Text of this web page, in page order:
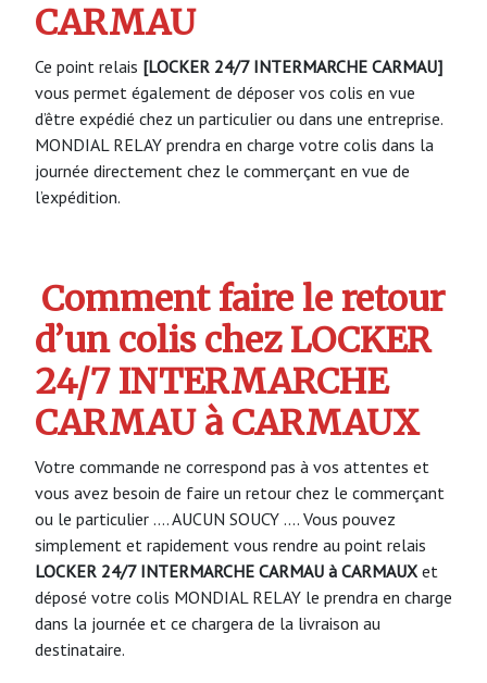
CARMAU
Ce point relais [LOCKER 24/7 INTERMARCHE CARMAU]
vous permet également de déposer vos colis en vue
d’être expédié chez un particulier ou dans une entreprise.
MONDIAL RELAY prendra en charge votre colis dans la
journée directement chez le commerçant en vue de
l’expédition.
Comment faire le retour
d’un colis chez LOCKER
24/7 INTERMARCHE
CARMAU à CARMAUX
Votre commande ne correspond pas à vos attentes et
vous avez besoin de faire un retour chez le commerçant
ou le particulier …. AUCUN SOUCY …. Vous pouvez
simplement et rapidement vous rendre au point relais
LOCKER 24/7 INTERMARCHE CARMAU à CARMAUX et
déposé votre colis MONDIAL RELAY le prendra en charge
dans la journée et ce chargera de la livraison au
destinataire.